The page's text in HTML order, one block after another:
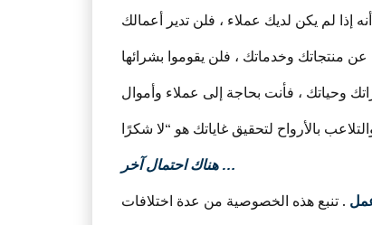
هناك احتمال آخر …